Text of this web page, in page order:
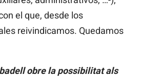
el que, desde los
reivindicamos. Quedamos
obre la possibilitat als